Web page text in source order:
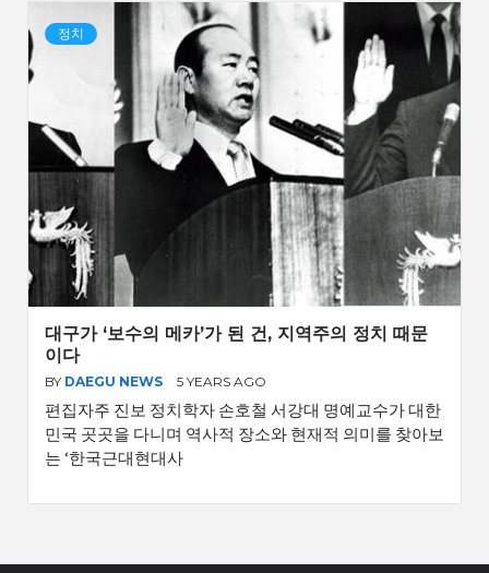
정치
대구가 ‘보수의 메카’가 된 건, 지역주의 정치 때문
이다
BY DAEGU NEWS 5 YEARS AGO
편집자주 진보 정치학자 손호철 서강대 명예교수가 대한
민국 곳곳을 다니며 역사적 장소와 현재적 의미를 찾아보
는 ‘한국근대현대사